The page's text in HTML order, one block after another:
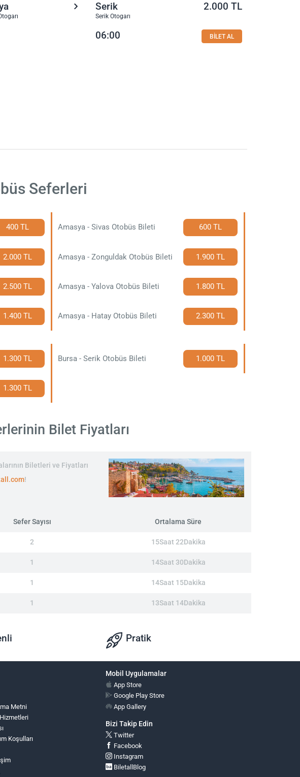
Serik
Serik Otogarı
2.000 TL
06:00 BİLET AL
Seferleri
400 TL Amasya - Sivas Otobüs Bileti 600 TL
2.000 TL Amasya - Zonguldak Otobüs Bileti 1.900 TL
2.500 TL Amasya - Yalova Otobüs Bileti 1.800 TL
1.400 TL Amasya - Hatay Otobüs Bileti 2.300 TL
1.300 TL Bursa - Serik Otobüs Bileti 1.000 TL
1.300 TL
Bilet Fiyatları
Biletleri ve Fiyatları
!
Sefer Sayısı Ortalama Süre
2 15Saat 22Dakika
1 14Saat 30Dakika
1 14Saat 15Dakika
1 13Saat 14Dakika
Pratik
Metni
Koşulları
Mobil Uygulamalar
App Store
Google Play Store
App Gallery
Bizi Takip Edin
Twitter
Facebook
Instagram
BiletallBlog